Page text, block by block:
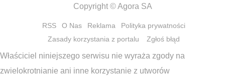
Copyright © Agora SA
RSS O Nas Reklama
Polityka prywatności
Zasady korzystania z portalu
Zgłoś błąd
Właściciel niniejszego serwisu nie wyraża zgody na
zwielokrotnianie ani inne korzystanie z utworów